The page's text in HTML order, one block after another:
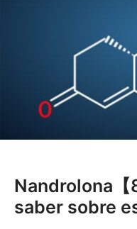
Nandrolona
saber sobre